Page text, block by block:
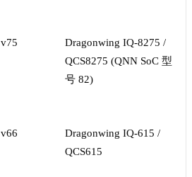
v75
Dragonwing IQ-8275 /
QCS8275 (QNN SoC 型
号 82)
v66
Dragonwing IQ-615 /
QCS615